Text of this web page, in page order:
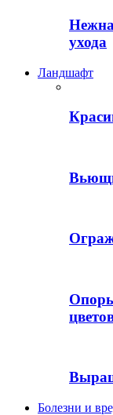
ухода
Ландшафт
Болезни и